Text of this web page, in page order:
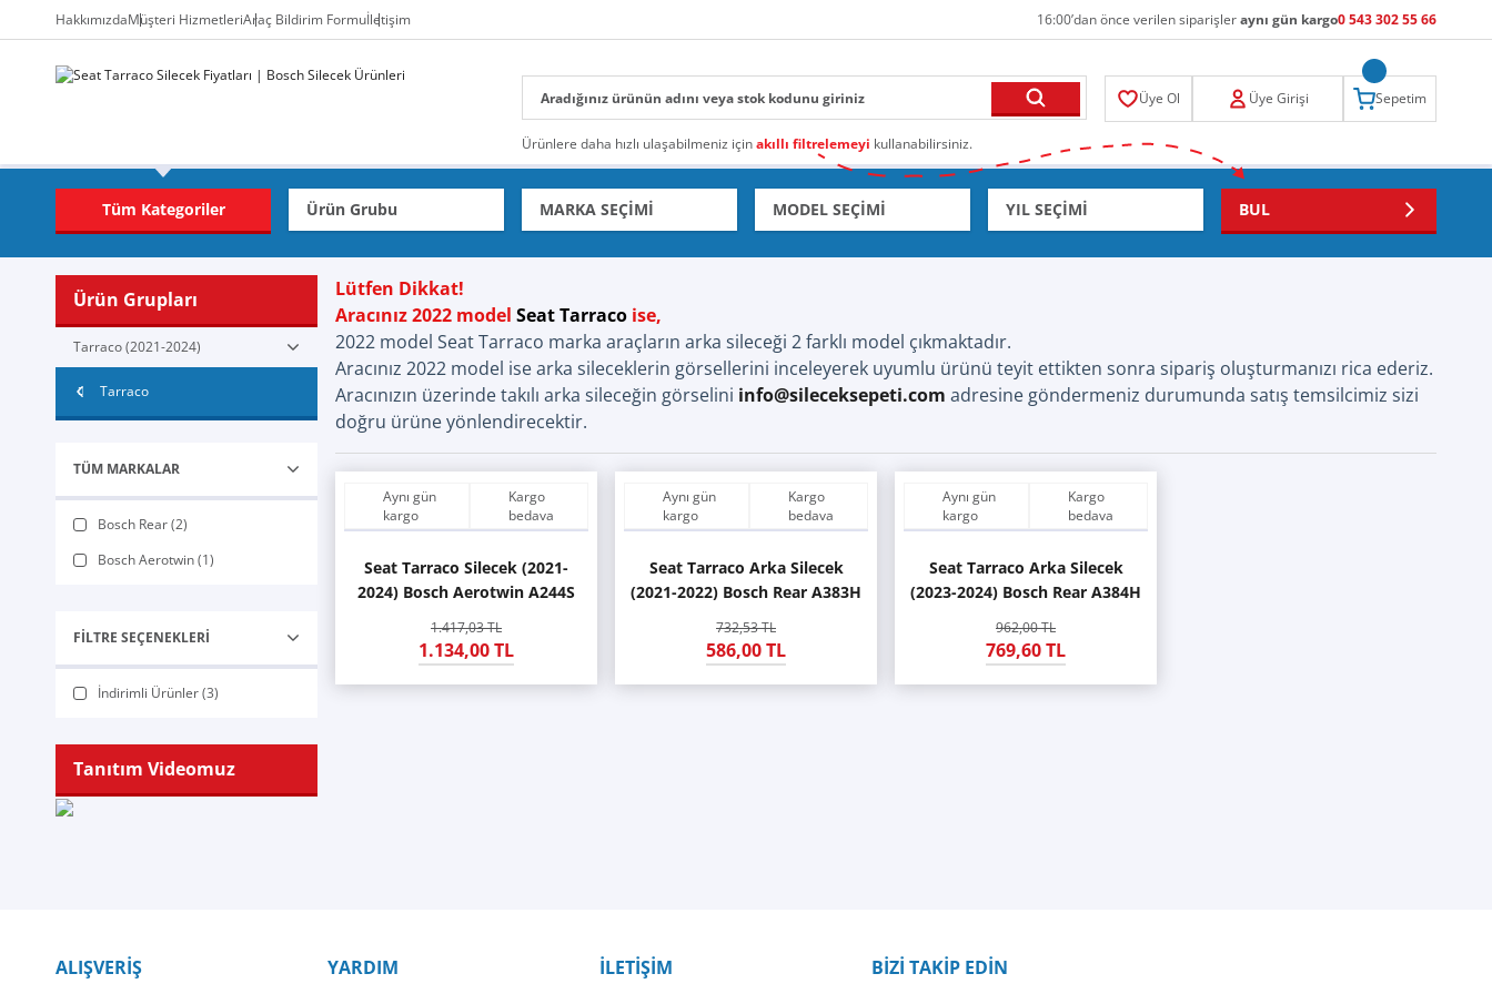
HakkımızdaMüşteri HizmetleriAraç Bildirim Formuİletişim 16:00’dan önce verilen siparişleraynı gün kargo0 543 302 55 66
Ürünlere daha hızlı ulaşabilmeniz içinakıllı filtrelemeyi kullanabilirsiniz.
Üye Ol Üye Girişi Sepetim
Tüm Kategoriler BUL
Ürün Grupları
Tarraco (2021-2024)
Tarraco
TÜM MARKALAR
Bosch Rear (2)
Bosch Aerotwin (1)
FILTRE SEÇENEKLERI
İndirimli Ürünler (3)
Tanıtım Videomuz
Lütfen Dikkat!
Aracınız 2022 model Seat Tarraco ise,
2022 model Seat Tarraco marka araçların arka sileceği 2 farklı model çıkmaktadır.
Aracınız 2022 model ise arka sileceklerin görsellerini inceleyerek uyumlu ürünü teyit ettikten sonra sipariş oluşturmanızı rica ederiz.
Aracınızın üzerinde takılı arka sileceğin görselini info@sileceksepeti.com adresine göndermeniz durumunda satış temsilcimiz sizi
doğru ürüne yönlendirecektir.
Aynı gün
kargo
Kargo
bedava
Seat Tarraco Silecek (2021-
2024) Bosch Aerotwin A244S
1.417,03 TL
1.134,00 TL
Aynı gün
kargo
Kargo
bedava
Seat Tarraco Arka Silecek
(2021-2022) Bosch Rear A383H
732,53 TL
586,00 TL
Aynı gün
kargo
Kargo
bedava
Seat Tarraco Arka Silecek
(2023-2024) Bosch Rear A384H
962,00 TL
769,60 TL
ALIŞVERİŞ YARDIM İLETİŞİM BİZİ TAKİP EDİN